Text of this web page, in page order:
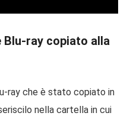
Blu-ray copiato alla
ray che è stato copiato in
nella cartella in cui